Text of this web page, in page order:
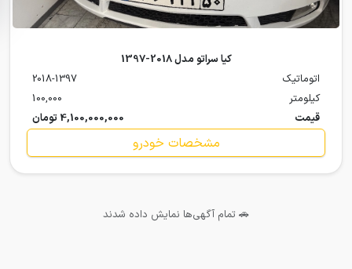
کیا سراتو مدل 2018-1397
اتوماتیک
2018-1397
کیلومتر
100,000
قیمت
4,100,000,000 تومان
مشخصات خودرو
🚗 تمام آگهی‌ها نمایش داده شدند